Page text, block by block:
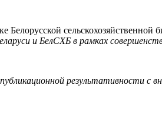
Белорусской
и БелСХБ в рамках
результативности с